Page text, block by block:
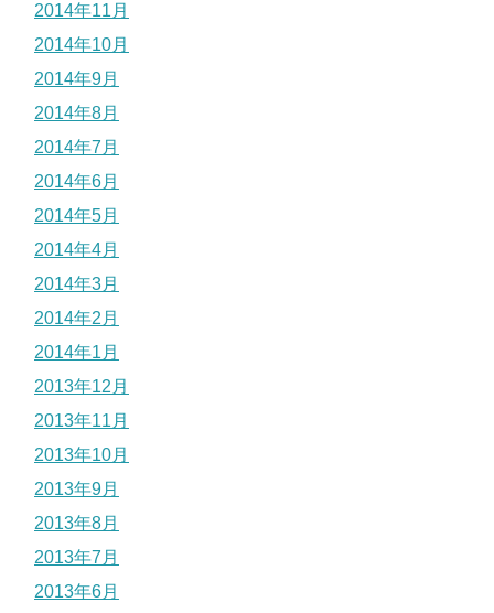
2014年11月
2014年10月
2014年9月
2014年8月
2014年7月
2014年6月
2014年5月
2014年4月
2014年3月
2014年2月
2014年1月
2013年12月
2013年11月
2013年10月
2013年9月
2013年8月
2013年7月
2013年6月